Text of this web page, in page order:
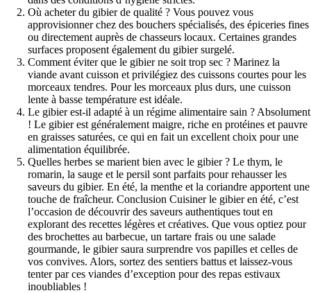
Où acheter du gibier de qualité ? Vous pouvez vous
approvisionner chez des bouchers spécialisés, des épiceries fines
ou directement auprès de chasseurs locaux. Certaines grandes
surfaces proposent également du gibier surgelé.
Comment éviter que le gibier ne soit trop sec ? Marinez la
viande avant cuisson et privilégiez des cuissons courtes pour les
morceaux tendres. Pour les morceaux plus durs, une cuisson
lente à basse température est idéale.
Le gibier est-il adapté à un régime alimentaire sain ? Absolument
! Le gibier est généralement maigre, riche en protéines et pauvre
en graisses saturées, ce qui en fait un excellent choix pour une
alimentation équilibrée.
Quelles herbes se marient bien avec le gibier ? Le thym, le
romarin, la sauge et le persil sont parfaits pour rehausser les
saveurs du gibier. En été, la menthe et la coriandre apportent une
touche de fraîcheur. Conclusion Cuisiner le gibier en été, c’est
l’occasion de découvrir des saveurs authentiques tout en
explorant des recettes légères et créatives. Que vous optiez pour
des brochettes au barbecue, un tartare frais ou une salade
gourmande, le gibier saura surprendre vos papilles et celles de
vos convives. Alors, sortez des sentiers battus et laissez-vous
tenter par ces viandes d’exception pour des repas estivaux
inoubliables !